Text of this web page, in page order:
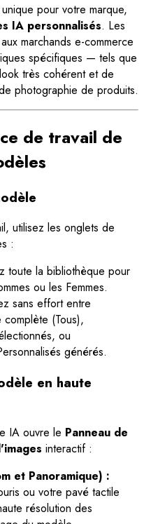
pour votre marque,
IA personnalisés. Les
marchands e-commerce
spécifiques — tels que
très cohérent et de
photographie de produits.
de travail de
utilisez les onglets de
:
toute la bibliothèque pour
ou les Femmes.
sans effort entre
(Tous),
ou
générés.
en haute
IA ouvre le Panneau de
interactif :
et Panoramique) :
ou votre pavé tactile
résolution des